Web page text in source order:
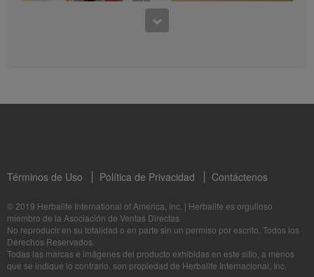
Preguntas frecuentes sobre Bioniq GO: 1
1:06
Bioniq GO: Tu salud, Nuestro compromiso personal
Descubre más sobre este suplemento personalizado
1:05
Herbalife24® Prepare: Conoce los Productos
La Dra. Dana Ryan habla sobre los beneficios de Herbalife24® Prepare.
Términos de Uso Política de Privacidad Contáctenos
© 2019 Herbalife International of America, Inc. | Herbalife es orgulloso
miembro de la Asociación de Ventas Directas.
No reproducir en su totalidad o en parte sin un permiso por escrito. Todos los
Derechos Reservados.
Todas las marcas e imágenes del producto exhibidas en este sitio, a menos
que se indique lo contrario, son propiedad de Herbalife Internacional, Inc.